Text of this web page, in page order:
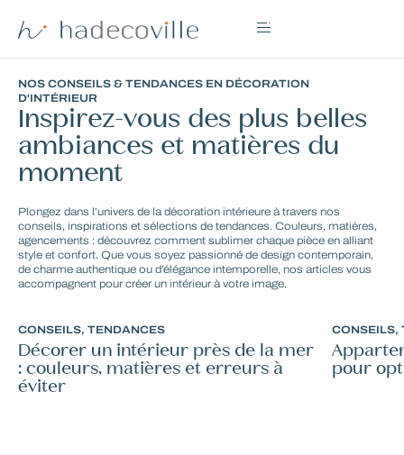
NOS CONSEILS & TENDANCES EN DÉCORATION
D'INTÉRIEUR
Inspirez-vous des plus belles
ambiances et matières du
moment
Plongez dans l’univers de la décoration intérieure à travers nos
conseils, inspirations et sélections de tendances. Couleurs, matières,
agencements : découvrez comment sublimer chaque pièce en alliant
style et confort. Que vous soyez passionné de design contemporain,
de charme authentique ou d’élégance intemporelle, nos articles vous
accompagnent pour créer un intérieur à votre image.
CONSEILS, TENDANCES
Décorer un intérieur près de la mer
: couleurs, matières et erreurs à
éviter
CONSEILS,
pour